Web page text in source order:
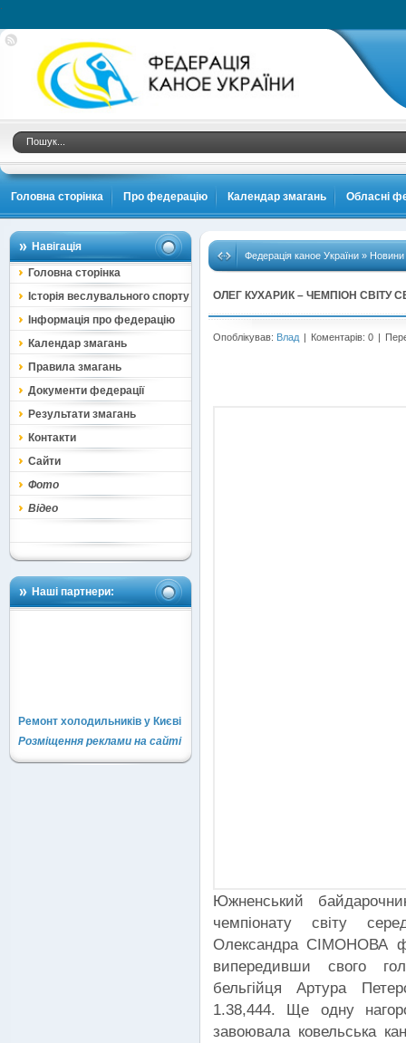
Головна сторінка Про федерацію Календар змагань Обласні
Навігація
Головна сторінка
Історія веслувального спорту
Інформація про федерацію
Календар змагань
Правила змагань
Документи федерації
Результати змагань
Контакти
Сайти
Фото
Відео
Наші партнери:
Ремонт холодильників у Києві
Розміщення реклами на сайті
Федерація каное України » Новини
ОЛЕГ КУХАРИК – ЧЕМПІОН СВІТУ
Опоблікував: Влад | Коментарів: 0 |
Южненський
чемпіонату світу
Олександра СІМОНОВА
випередивши свого
бельгійця Артура
1.38,444. Ще одну
завоювала ковельська